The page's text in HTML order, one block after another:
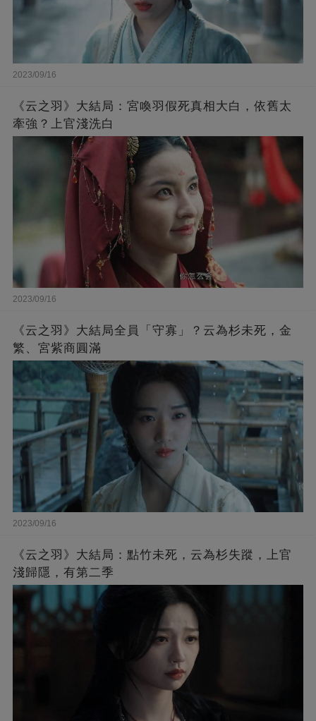
2023/09/16
《云之羽》大結局：宮喚羽假死真相大白，依舊太
牽強？上官淺洗白
2023/09/16
《云之羽》大結局全員「守寡」？云為杉未死，金
繁、宮紫商圓滿
2023/09/16
《云之羽》大結局：點竹未死，云為杉失蹤，上官
淺歸隱，有第二季